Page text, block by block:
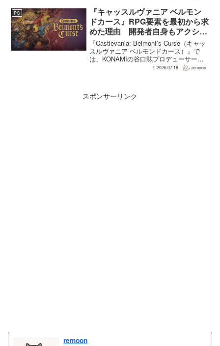
フィジカル版を実現できるよう調整を進
めているという。G...
PC
『キャッスルヴァニア ベルモン
ドカース』RPG要素を最初から求
めた理由 開発者自身もアクショ
ンのつらさを実感
『Castlevania: Belmont’s Curse（キャッ
スルヴァニア ベルモンドカース）』で
は、KONAMIの谷口勲プロデューサー
が、レベルアップを含むRPG的システム
2026.07.18 remoon
スポンサーリンク
remoon